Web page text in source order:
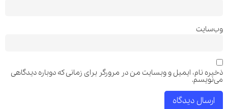
وب‌سایت
ذخیره نام، ایمیل و وبسایت من در مرورگر برای زمانی که دوباره دیدگاهی
می‌نویسم.